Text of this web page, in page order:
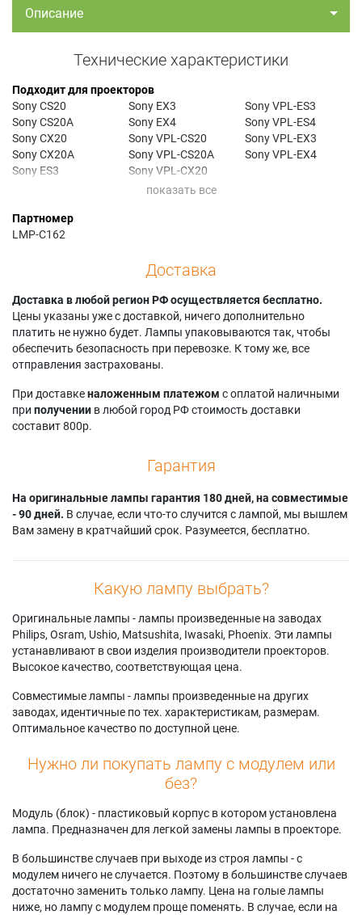
Описание
Технические характеристики
Подходит для проекторов
Sony CS20
Sony CS20A
Sony CX20
Sony CX20A
Sony ES3
Sony EX3
Sony EX4
Sony VPL-CS20
Sony VPL-CS20A
Sony VPL-CX20
Sony VPL-CX20A
Sony VPL-ES3
Sony VPL-ES4
Sony VPL-EX3
Sony VPL-EX4
Партномер
LMP-C162
Доставка
Доставка в любой регион РФ осуществляется бесплатно.
Цены указаны уже с доставкой, ничего дополнительно
платить не нужно будет. Лампы упаковываются так, чтобы
обеспечить безопасность при перевозке. К тому же, все
отправления застрахованы.
При доставкеналоженным платежом с оплатой наличными
при получении в любой город РФ стоимость доставки
составит 800р.
Гарантия
На оригинальные лампы гарантия 180 дней, на совместимые
- 90 дней. В случае, если что-то случится с лампой, мы вышлем
Вам замену в кратчайший срок. Разумеется, бесплатно.
Какую лампу выбрать?
Оригинальные лампы - лампы произведенные на заводах
Philips, Osram, Ushio, Matsushita, Iwasaki, Phoenix. Эти лампы
устанавливают в свои изделия производители проекторов.
Высокое качество, соответствующая цена.
Совместимые лампы - лампы произведенные на других
заводах, идентичные по тех. характеристикам, размерам.
Оптимальное качество по доступной цене.
Нужно ли покупать лампу с модулем или
без?
Модуль (блок) - пластиковый корпус в котором установлена
лампа. Предназначен для легкой замены лампы в проекторе.
В большинстве случаев при выходе из строя лампы - с
модулем ничего не случается. Поэтому в большинстве случаев
достаточно заменить только лампу. Цена на голые лампы
ниже, но лампу с модулем проще поменять. В случае, если на